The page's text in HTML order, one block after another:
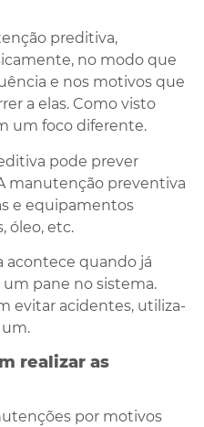
preditiva,
no modo que
e nos motivos que
a elas. Como visto
um foco diferente.
pode prever
manutenção preventiva
e equipamentos
óleo, etc.
acontece quando já
pane no sistema.
evitar acidentes, utiliza-
realizar as
por motivos